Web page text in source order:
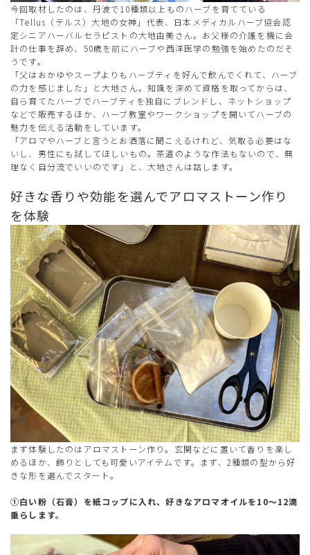
今回取材したのは、丹波で10種類以上ものハーブを育てている
「Tellus（テルス）大地の女神」代表、日本メディカルハーブ協会認
定シニアハーバルセラピストの大地由美さん。お父様の介護を機に会
計の仕事を辞め、50歳を前にハーブや西洋医学の勉強を始めたのだそ
うです。
「父はおかゆやスープよりもハーブティを好んで飲んでくれて、ハーブ
の力を感じました」と大地さん。知識を深めて資格を取ってからは、
自ら育てたハーブでハーブティを独自にブレンドし、ネットショップ
などで販売するほか、ハーブ教室やワークショップを開いてハーブの
魅力を伝える活動をしています。
「アロマやハーブと言うとお洒落に聞こえるけれど、気取る必要はな
いし、男性にも試してほしいもの。茶道のような作法もないので、無
理なく自分流でいいのです」と、大地さんは話します。
好きな香りや効能を選んでアロマストーン作り
を体験
まず体験したのはアロマストーン作り。玄関などに置いて香りを楽し
めるほか、飾りとしても可愛いアイテムです。まず、2種類の型から好
きな形を選んでスタート。
①白い粉（石膏）を紙コップに入れ、好きなアロマオイルを10～12滴
垂らします。